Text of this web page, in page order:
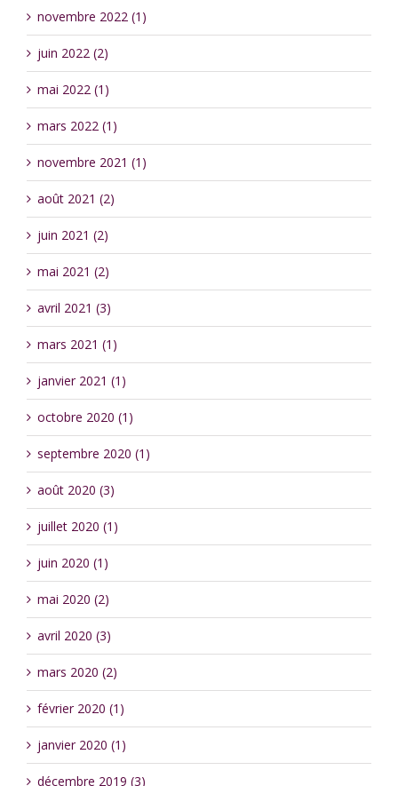
novembre 2022 (1)
juin 2022 (2)
mai 2022 (1)
mars 2022 (1)
novembre 2021 (1)
août 2021 (2)
juin 2021 (2)
mai 2021 (2)
avril 2021 (3)
mars 2021 (1)
janvier 2021 (1)
octobre 2020 (1)
septembre 2020 (1)
août 2020 (3)
juillet 2020 (1)
juin 2020 (1)
mai 2020 (2)
avril 2020 (3)
mars 2020 (2)
février 2020 (1)
janvier 2020 (1)
décembre 2019 (3)